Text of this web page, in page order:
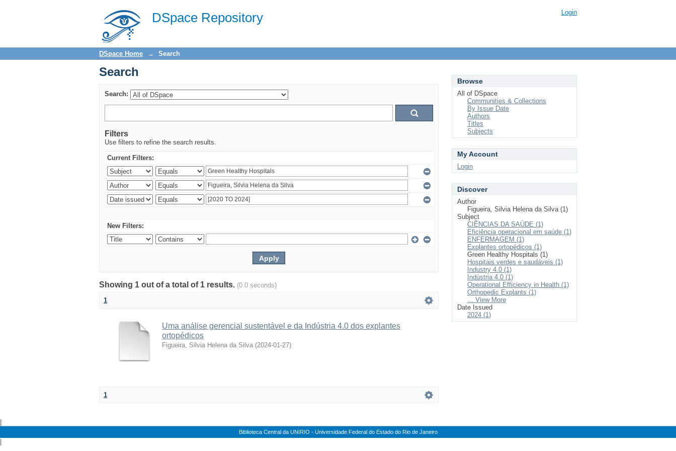
DSpace Repository
Search Login
DSpace Home → Search
Search
Search:
Filters
Use filters to refine the search results.
Current Filters:
New Filters:
Showing 1 out of a total of 1 results. (0.0 seconds)
1
Uma análise gerencial sustentável e da Indústria 4.0 dos explantes
ortopédicos
Figueira, Silvia Helena da Silva (2024-01-27)
1
Browse
All of DSpace
Communities & Collections
By Issue Date
Authors
Titles
Subjects
My Account
Login
Discover
Author
Figueira, Silvia Helena da Silva (1)
Subject
CIÊNCIAS DA SAÚDE (1)
Eficiência operacional em saúde (1)
ENFERMAGEM (1)
Explantes ortopédicos (1)
Green Healthy Hospitals (1)
Hospitais verdes e saudáveis (1)
Industry 4.0 (1)
Indústria 4.0 (1)
Operational Efficiency in Health (1)
Orthopedic Explants (1)
... View More
Date Issued
2024 (1)
Biblioteca Central da UNIRIO - Universidade Federal do Estado do Rio de Janeiro